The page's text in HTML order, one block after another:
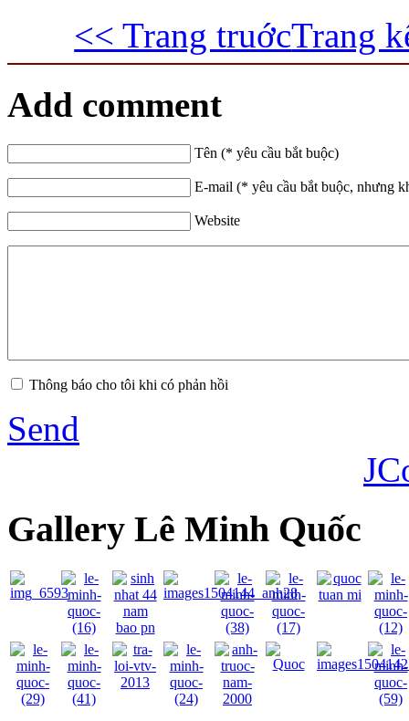
<< Trang truớcTrang
Add comment
Tên (* yêu cầu bắt buộc)
E-mail (* yêu cầu bắt buộc, nhưng
Website
Thông báo cho tôi khi có phản hồi
Send
Gallery Lê Minh Quốc